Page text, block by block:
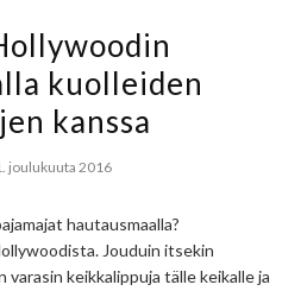
kuolleiden
kanssa
joulukuuta 2016
hautausmaalla?
Jouduin itsekin
varasin keikkalippuja tälle keikalle ja